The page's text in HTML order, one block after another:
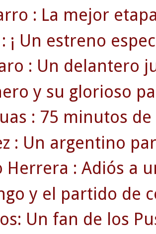
: La mejor
: ¡ Un estreno
: Un delantero
y su glorioso
: 75 minutos
: Un argentino
Herrera : Adiós a
y el partido de
Un fan de los